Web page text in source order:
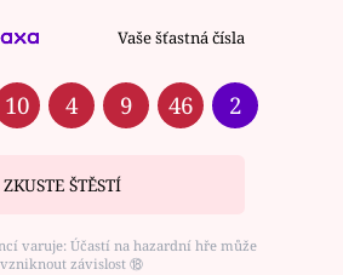
Vaše šťastná čísla
10 4 9 46 2
ZKUSTE ŠTĚSTÍ
varuje: Účastí na hazardní hře může
vzniknout závislost ⑱